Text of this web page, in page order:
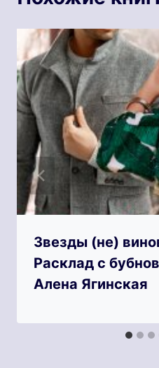
Звезды (не)
Расклад с
Алена Ягинская